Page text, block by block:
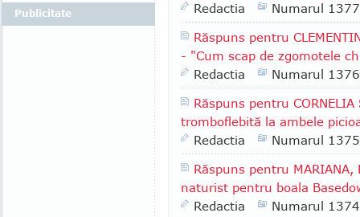
Redactia
Numarul 1377
Răspuns pentru
- "Cum scap de zgomotele
Redactia
Numarul 1376
Răspuns pentru
tromboflebită la ambele
Redactia
Numarul 1375
Răspuns pentru
naturist pentru boala
Redactia
Numarul 1374
Publicitate